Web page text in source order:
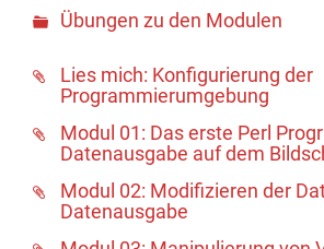
Übungen zu den Modulen
Lies mich: Konfigurierung der
Programmierumgebung
Modul 01: Das erste Perl
Datenausgabe auf dem
Modul 02: Modifizieren der
Datenausgabe